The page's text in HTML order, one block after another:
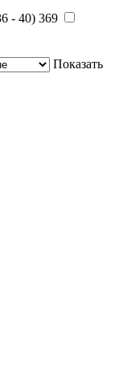
- 40) 369
Показать